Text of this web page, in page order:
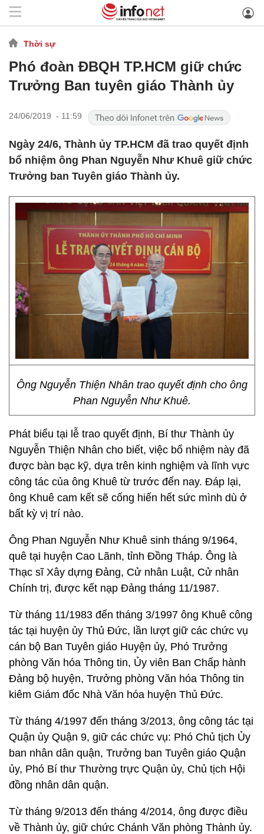
Thời sự
Phó đoàn ĐBQH TP.HCM giữ chức
Trưởng Ban tuyên giáo Thành ủy
24/06/2019 - 11:59
Ngày 24/6, Thành ủy TP.HCM đã trao quyết định
bổ nhiệm ông Phan Nguyễn Như Khuê giữ chức
Trưởng ban Tuyên giáo Thành ủy.
Ông Nguyễn Thiện Nhân trao quyết định cho ông
Phan Nguyễn Như Khuê.
Phát biểu tại lễ trao quyết định, Bí thư Thành ủy
Nguyễn Thiện Nhân cho biết, việc bổ nhiệm này đã
được bàn bạc kỹ, dựa trên kinh nghiệm và lĩnh vực
công tác của ông Khuê từ trước đến nay. Đáp lại,
ông Khuê cam kết sẽ cống hiến hết sức mình dù ở
bất kỳ vị trí nào.
Ông Phan Nguyễn Như Khuê sinh tháng 9/1964,
quê tại huyện Cao Lãnh, tỉnh Đồng Tháp. Ông là
Thạc sĩ Xây dựng Đảng, Cử nhân Luật, Cử nhân
Chính trị, được kết nạp Đảng tháng 11/1987.
Từ tháng 11/1983 đến tháng 3/1997 ông Khuê công
tác tại huyện ủy Thủ Đức, lần lượt giữ các chức vụ
cán bộ Ban Tuyên giáo Huyện ủy, Phó Trưởng
phòng Văn hóa Thông tin, Ủy viên Ban Chấp hành
Đảng bộ huyện, Trưởng phòng Văn hóa Thông tin
kiêm Giám đốc Nhà Văn hóa huyện Thủ Đức.
Từ tháng 4/1997 đến tháng 3/2013, ông công tác tại
Quận ủy Quận 9, giữ các chức vụ: Phó Chủ tịch Ủy
ban nhân dân quận, Trưởng ban Tuyên giáo Quận
ủy, Phó Bí thư Thường trực Quận ủy, Chủ tịch Hội
đồng nhân dân quận.
Từ tháng 9/2013 đến tháng 4/2014, ông được điều
về Thành ủy, giữ chức Chánh Văn phòng Thành ủy.